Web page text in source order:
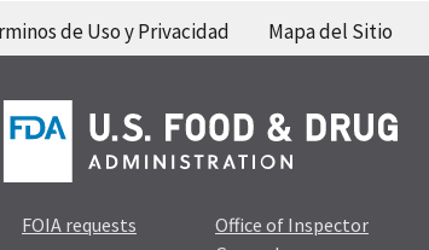
de Uso y Privacidad Mapa del Sitio
FOIA requests
Office of Inspector